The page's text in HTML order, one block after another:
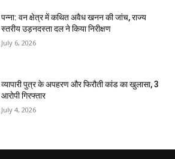
पन्ना: वन क्षेत्र में कथित अवैध खनन की जांच, राज्य
स्तरीय उड़नदस्ता दल ने किया निरीक्षण
July 6, 2026
व्यापारी पुत्र के अपहरण और फिरौती कांड का खुलासा, 3
आरोपी गिरफ्तार
July 4, 2026